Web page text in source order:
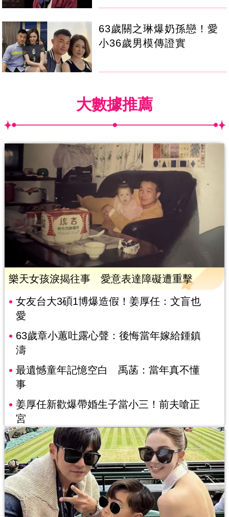
63歲關之琳爆奶孫戀！愛
小36歲男模傳證實
大數據推薦
樂天女孩淚揭往事 愛意表達障礙遭重擊
女友台大3碩1博爆造假！姜厚任：文盲也
愛
63歲章小蕙吐露心聲：後悔當年嫁給鍾鎮
濤
最遺憾童年記憶空白 禹菡：當年真不懂
事
姜厚任新歡爆帶婚生子當小三！前夫嗆正
宮